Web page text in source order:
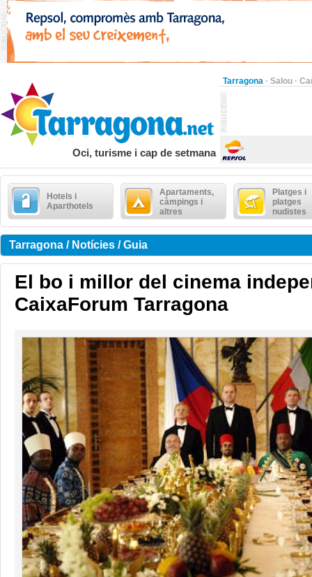
Tarragona · Salou ·
Oci, turisme i cap de setmana
Hotels i
Aparthotels
Apartaments,
càmpings i
altres
Platges i
platges
nudistes
Tarragona / Notícies / Guia
El bo i millor del cinema
CaixaForum Tarragona